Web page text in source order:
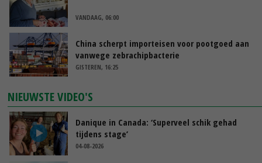
VANDAAG, 06:00
China scherpt importeisen voor pootgoed aan
vanwege zebrachipbacterie
GISTEREN, 16:25
NIEUWSTE VIDEO'S
Danique in Canada: ‘Superveel schik gehad
tijdens stage’
04-08-2026